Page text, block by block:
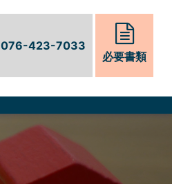
076-423-7033
必要書類